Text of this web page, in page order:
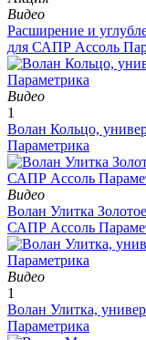
Видео
Расширение и
для САПР Ассоль
Видео
1
Волан Кольцо,
Параметрика
Видео
Волан Улитка
САПР Ассоль
Видео
1
Волан Улитка,
Параметрика